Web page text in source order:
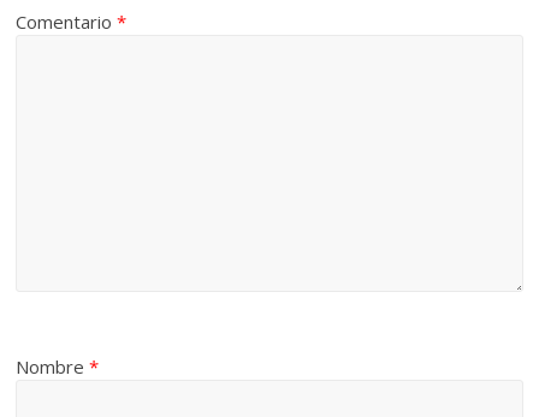
Comentario*
Nombre*